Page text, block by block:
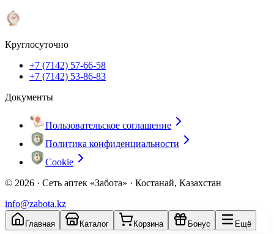
Круглосуточно
+7 (7142) 57-66-58
+7 (7142) 53-86-83
Документы
Пользовательское соглашение
Политика конфиденциальности
Cookie
© 2026 · Сеть аптек «Забота» · Костанай, Казахстан
info@zabota.kz
Главная Каталог Корзина Бонус Ещё